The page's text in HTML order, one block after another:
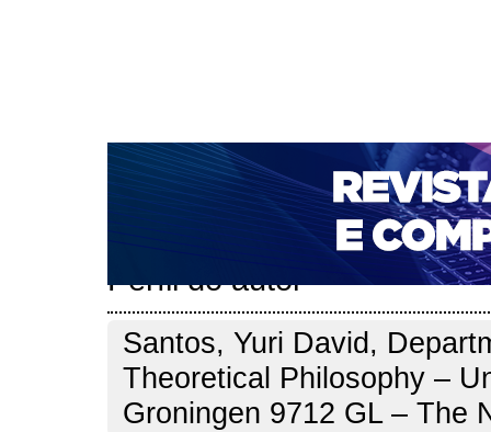
CAPA SOBRE ACESSO CADASTRO
NOTÍCIAS
PORTAL DE REVISTAS DA UNIFACS
PARA AVALIADORES
NOVA SUBMISSÃO
Perfil do autor
Santos, Yuri David,
Theoretical Philosophy –
Groningen 9712 GL – The